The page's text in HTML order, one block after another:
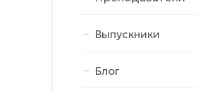
Выпускники
Блог